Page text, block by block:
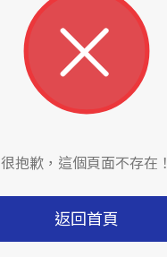
很抱歉，這個頁面不存在！
返回首頁